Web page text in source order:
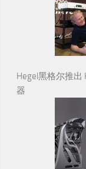
Hegel黑格尔推出
器